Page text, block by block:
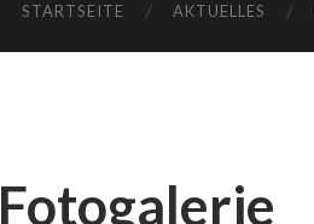
STARTSEITE AKTUELLES
Fotogalerie